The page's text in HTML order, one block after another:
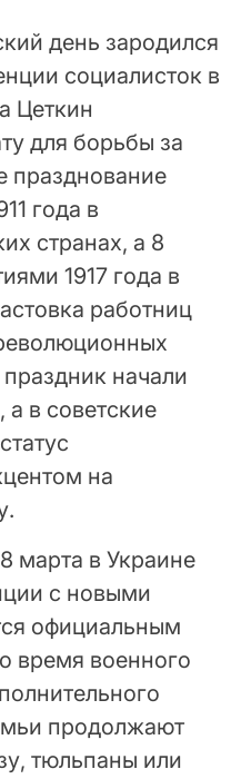
день зародился
социалисток в
Цеткин
для борьбы за
празднование
года в
странах, а 8
1917 года в
работниц
начали
а в советские
на
марта в Украине
с новыми
официальным
время военного
продолжают
тюльпаны или